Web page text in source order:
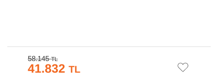
58.145TL
41.832 TL